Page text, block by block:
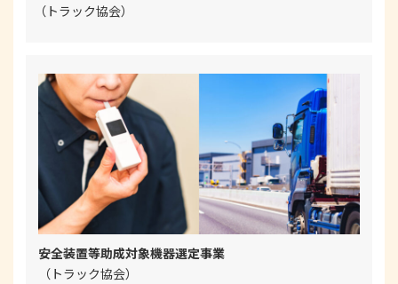
（トラック協会）
安全装置等助成対象機器選定事業
（トラック協会）